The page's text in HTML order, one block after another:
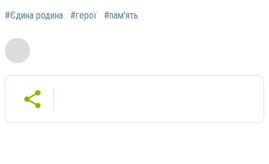
#Єдина родина #герої #пам'ять